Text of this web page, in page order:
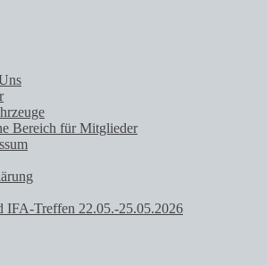
e.V.
Bereich für Mitglieder
IFA-Treffen 22.05.-25.05.2026